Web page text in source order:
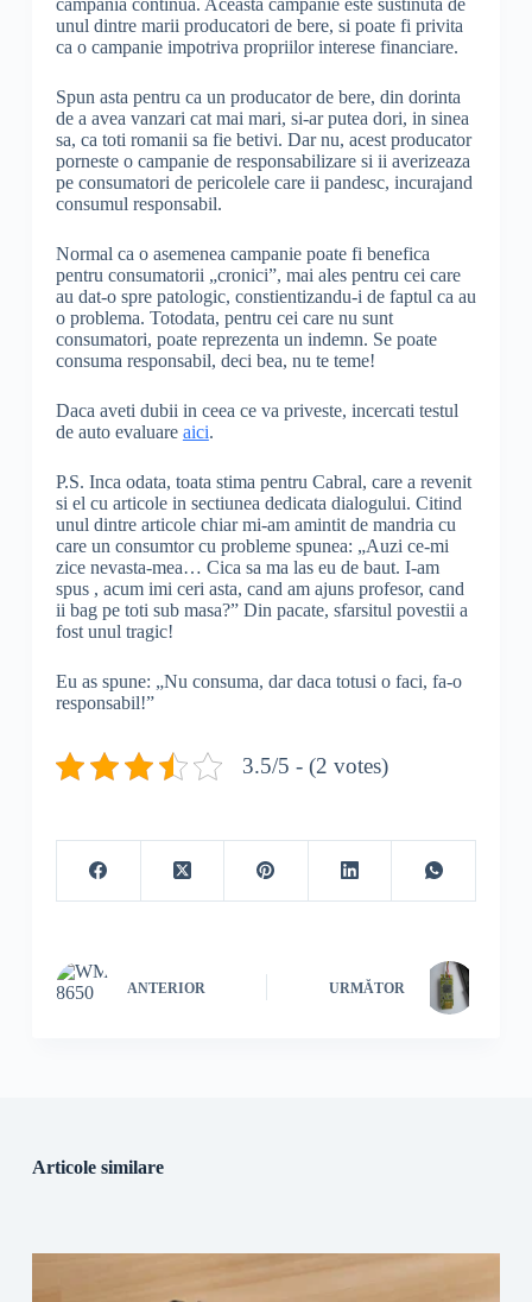
unul dintre marii producatori de bere, si poate fi privita
ca o campanie impotriva propriilor interese financiare.
Spun asta pentru ca un producator de bere, din dorinta
de a avea vanzari cat mai mari, si-ar putea dori, in sinea
sa, ca toti romanii sa fie betivi. Dar nu, acest producator
porneste o campanie de responsabilizare si ii averizeaza
pe consumatori de pericolele care ii pandesc, incurajand
consumul responsabil.
Normal ca o asemenea campanie poate fi benefica
pentru consumatorii „cronici”, mai ales pentru cei care
au dat-o spre patologic, constientizandu-i de faptul ca au
o problema. Totodata, pentru cei care nu sunt
consumatori, poate reprezenta un indemn. Se poate
consuma responsabil, deci bea, nu te teme!
Daca aveti dubii in ceea ce va priveste, incercati testul
de auto evaluare aici.
P.S. Inca odata, toata stima pentru Cabral, care a revenit
si el cu articole in sectiunea dedicata dialogului. Citind
unul dintre articole chiar mi-am amintit de mandria cu
care un consumtor cu probleme spunea: „Auzi ce-mi
zice nevasta-mea… Cica sa ma las eu de baut. I-am
spus , acum imi ceri asta, cand am ajuns profesor, cand
ii bag pe toti sub masa?” Din pacate, sfarsitul povestii a
fost unul tragic!
Eu as spune: „Nu consuma, dar daca totusi o faci, fa-o
responsabil!”
3.5/5 - (2 votes)
ANTERIOR URMĂTOR
Articole similare